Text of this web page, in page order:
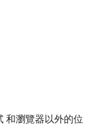
和瀏覽器以外的位